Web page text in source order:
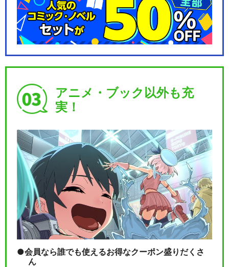
アニメ・ブック以外も充
実！
会員なら誰でも使えるお得なクーポン盛りだくさ
ん